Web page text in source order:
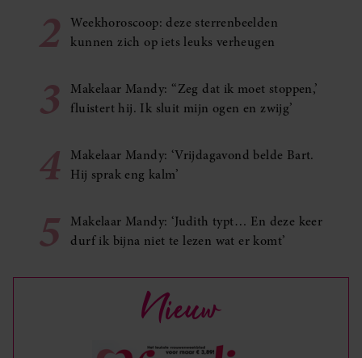
2
Weekhoroscoop: deze sterrenbeelden
kunnen zich op iets leuks verheugen
3
Makelaar Mandy: ‘‘Zeg dat ik moet stoppen,’
fluistert hij. Ik sluit mijn ogen en zwijg’
4
Makelaar Mandy: ‘Vrijdagavond belde Bart.
Hij sprak eng kalm’
5
Makelaar Mandy: ‘Judith typt… En deze keer
durf ik bijna niet te lezen wat er komt’
Nieuw